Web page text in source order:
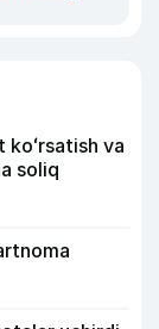
va
soliq